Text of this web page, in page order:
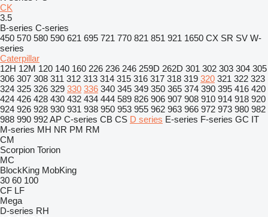
CK
3.5
B-series C-series
450 570 580 590 621 695 721 770 821 851 921 1650 CX SR SV W-
series
Caterpillar
12H 12M 120 140 160 226 236 246 259D 262D 301 302 303 304 305
306 307 308 311 312 313 314 315 316 317 318 319 320 321 322 323
324 325 326 329 330 336 340 345 349 350 365 374 390 395 416 420
424 426 428 430 432 434 444 589 826 906 907 908 910 914 918 920
924 926 928 930 931 938 950 953 955 962 963 966 972 973 980 982
988 990 992AP C-series CB CS D series E-series F-series GC IT
M-series MH NR PM RM
CM
Scorpion Torion
MC
BlockKing MobKing
30 60 100
CF LF
Mega
D-series RH